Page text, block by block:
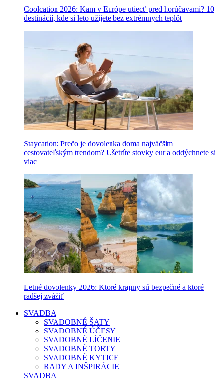
Coolcation 2026: Kam v Európe utiecť pred horúčavami? 10
destinácií, kde si leto užijete bez extrémnych teplôt
Staycation: Prečo je dovolenka doma najväčším
cestovateľským trendom? Ušetríte stovky eur a oddýchnete si
viac
Letné dovolenky 2026: Ktoré krajiny sú bezpečné a ktoré
radšej zvážiť
SVADBA
SVADOBNÉ ŠATY
SVADOBNÉ ÚČESY
SVADOBNÉ LÍČENIE
SVADOBNÉ TORTY
SVADOBNÉ KYTICE
RADY A INŠPIRÁCIE
SVADBA